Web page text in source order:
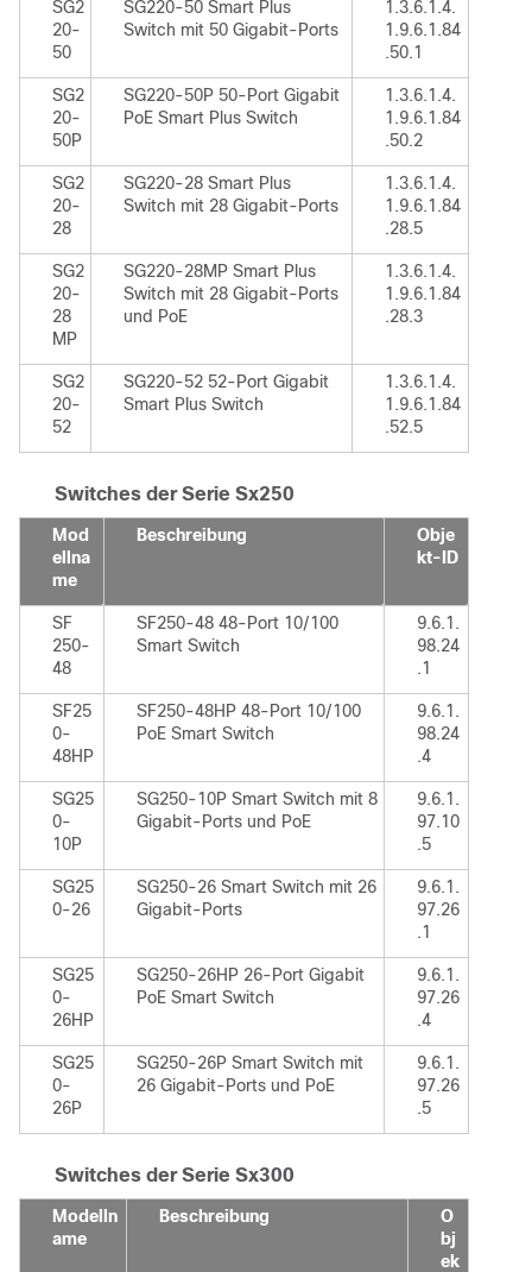
SG2
20-
50
SG220-50 Smart Plus
Switch mit 50 Gigabit-Ports
1.3.6.1.4.
1.9.6.1.84
.50.1
SG2
20-
50P
SG220-50P 50-Port Gigabit
PoE Smart Plus Switch
1.3.6.1.4.
1.9.6.1.84
.50.2
SG2
20-
28
SG220-28 Smart Plus
Switch mit 28 Gigabit-Ports
1.3.6.1.4.
1.9.6.1.84
.28.5
SG2
20-
28
MP
SG220-28MP Smart Plus
Switch mit 28 Gigabit-Ports
und PoE
1.3.6.1.4.
1.9.6.1.84
.28.3
SG2
20-
52
SG220-52 52-Port Gigabit
Smart Plus Switch
1.3.6.1.4.
1.9.6.1.84
.52.5
Switches der Serie Sx250
Mod
ellna
me
Beschreibung
Obje
kt-ID
SF
250-
48
SF250-48 48-Port 10/100
Smart Switch
9.6.1.
98.24
.1
SF25
0-
48HP
SF250-48HP 48-Port 10/100
PoE Smart Switch
9.6.1.
98.24
.4
SG25
0-
10P
SG250-10P Smart Switch mit 8
Gigabit-Ports und PoE
9.6.1.
97.10
.5
SG25
0-26
SG250-26 Smart Switch mit 26
Gigabit-Ports
9.6.1.
97.26
.1
SG25
0-
26HP
SG250-26HP 26-Port Gigabit
PoE Smart Switch
9.6.1.
97.26
.4
SG25
0-
26P
SG250-26P Smart Switch mit
26 Gigabit-Ports und PoE
9.6.1.
97.26
.5
Switches der Serie Sx300
Modelln
ame
Beschreibung
O
bj
ek